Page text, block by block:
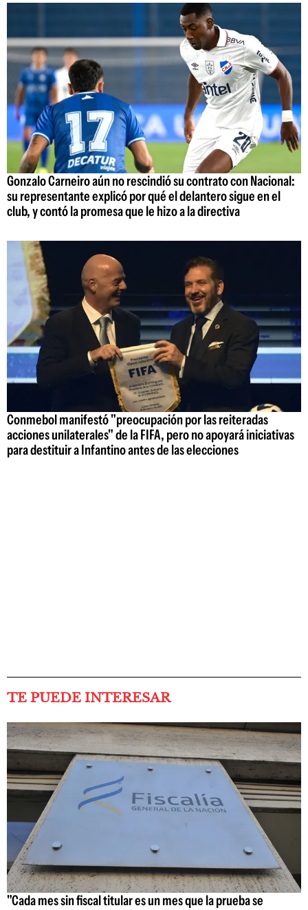
Gonzalo Carneiro aún no rescindió su contrato con Nacional:
su representante explicó por qué el delantero sigue en el
club, y contó la promesa que le hizo a la directiva
Conmebol manifestó "preocupación por las reiteradas
acciones unilaterales" de la FIFA, pero no apoyará iniciativas
para destituir a Infantino antes de las elecciones
TE PUEDE INTERESAR
"Cada mes sin fiscal titular es un mes que la prueba se